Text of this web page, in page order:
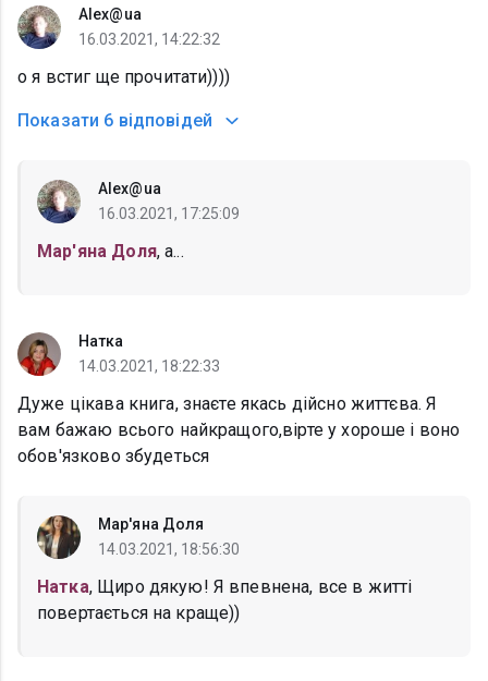
Alex@ua
16.03.2021, 14:22:32
о я встиг ще прочитати))))
Показати 6 відповідей
Alex@ua
16.03.2021, 17:25:09
Мар'яна Доля, а...
Натка
14.03.2021, 18:22:33
Дуже цікава книга, знаєте якась дійсно життєва. Я
вам бажаю всього найкращого,вірте у хороше і воно
обов'язково збудеться
Мар'яна Доля
14.03.2021, 18:56:30
Натка, Щиро дякую! Я впевнена, все в житті
повертається на краще))